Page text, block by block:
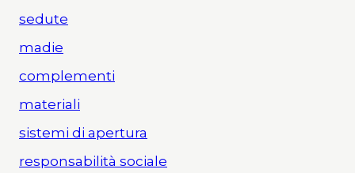
sedute
madie
complementi
materiali
sistemi di apertura
responsabilità sociale